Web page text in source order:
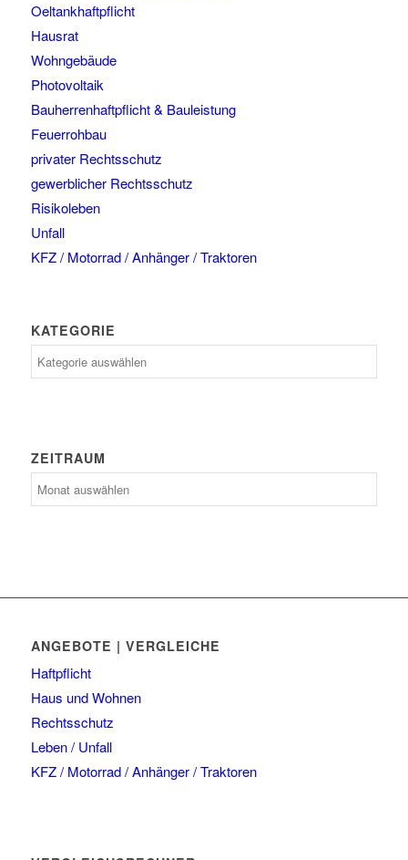
Oeltankhaftpflicht
Hausrat
Wohngebäude
Photovoltaik
Bauherrenhaftpflicht & Bauleistung
Feuerrohbau
privater Rechtsschutz
gewerblicher Rechtsschutz
Risikoleben
Unfall
KFZ / Motorrad / Anhänger / Traktoren
KATEGORIE
ZEITRAUM
ANGEBOTE | VERGLEICHE
Haftpflicht
Haus und Wohnen
Rechtsschutz
Leben / Unfall
KFZ / Motorrad / Anhänger / Traktoren